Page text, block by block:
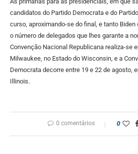
candidatos do Partido Democrata e do
curso, aproximando-se do final, e tanto
o número de delegados que lhes garante a
Convenção Nacional Republicana realiza-se
Milwaukee, no Estado do Wisconsin, e a
Democrata decorre entre 19 e 22 de agosto,
Illinois.
0 comentários 0